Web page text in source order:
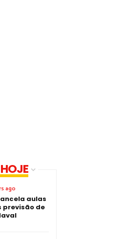
ago
aulas
previsão de